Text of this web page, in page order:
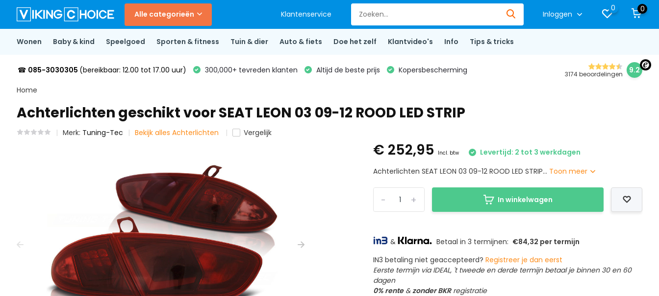
Alle categorieën Klantenservice Inloggen
0 0
Wonen Baby & kind Speelgoed Sporten & fitness Tuin & dier Auto & fiets Doe het zelf Klantvideo's Info Tips & tricks
☎ 085-3030305 (bereikbaar: 12.00 tot 17.00 uur) 300,000+ tevreden klanten Altijd de beste prijs Kopersbescherming 3174 beoordelingen 9.2
Home
Achterlichten geschikt voor SEAT LEON 03 09-12 ROOD LED STRIP
Merk: Tuning-Tec Bekijk alles Achterlichten Vergelijk
€ 252,95 Incl. btw
Levertijd: 2 tot 3 werkdagen
Achterlichten SEAT LEON 03 09-12 ROOD LED STRIP... Toon meer
+
- In winkelwagen
& Betaal in 3 termijnen: €84,32 per termijn
IN3 betaling niet geaccepteerd?Registreer je dan eerst
Eerste termijn via IDEAL, 't tweede en derde termijn betaal je binnen 30 en 60
dagen
0% rente&zonder BKRregistratie